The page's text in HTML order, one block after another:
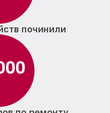
починили
00